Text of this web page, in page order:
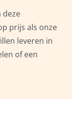
deze
prijs als onze
leveren in
of een